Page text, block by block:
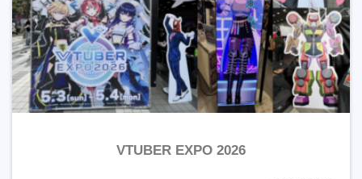
VTUBER EXPO 2026